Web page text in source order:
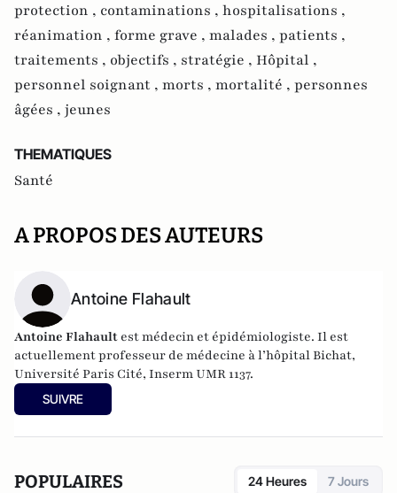
protection , contaminations , hospitalisations ,
réanimation , forme grave , malades , patients ,
traitements , objectifs , stratégie , Hôpital ,
personnel soignant , morts , mortalité , personnes
âgées , jeunes
THEMATIQUES
Santé
A PROPOS DES AUTEURS
Antoine Flahault
Antoine Flahault est médecin et épidémiologiste. Il est
actuellement professeur de médecine à l’hôpital Bichat,
Université Paris Cité, Inserm UMR 1137.
SUIVRE
POPULAIRES 24 Heures 7 Jours